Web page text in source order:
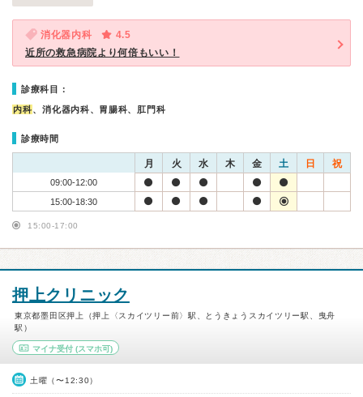
消化器内科
4.5
近所の救急病院より何倍もいい！
診療科目：
内科、消化器内科、胃腸科、肛門科
診療時間
月 火 水 木 金 土 日 祝
09:00-12:00
15:00-18:30
15:00-17:00
押上クリニック
東京都墨田区押上（押上〈スカイツリー前〉駅、とうきょうスカイツリー駅、曳舟
駅）
マイナ受付 (スマホ可)
土曜（〜12:30）